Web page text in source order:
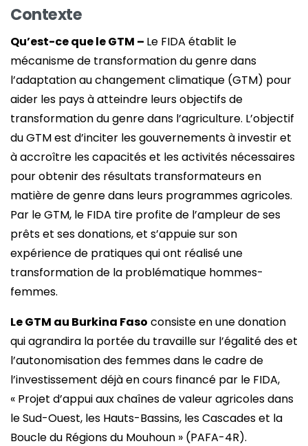
Contexte
Qu’est-ce que le GTM – Le FIDA établit le
mécanisme de transformation du genre dans
l’adaptation au changement climatique (GTM) pour
aider les pays à atteindre leurs objectifs de
transformation du genre dans l’agriculture. L’objectif
du GTM est d’inciter les gouvernements à investir et
à accroître les capacités et les activités nécessaires
pour obtenir des résultats transformateurs en
matière de genre dans leurs programmes agricoles.
Par le GTM, le FIDA tire profite de l’ampleur de ses
prêts et ses donations, et s’appuie sur son
expérience de pratiques qui ont réalisé une
transformation de la problématique hommes-
femmes.
Le GTM au Burkina Faso consiste en une donation
qui agrandira la portée du travaille sur l’égalité des et
l’autonomisation des femmes dans le cadre de
l’investissement déjà en cours financé par le FIDA,
« Projet d’appui aux chaînes de valeur agricoles dans
le Sud-Ouest, les Hauts-Bassins, les Cascades et la
Boucle du Régions du Mouhoun » (PAFA-4R).